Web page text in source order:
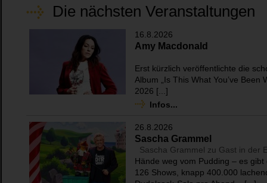
Die nächsten Veranstaltungen
16.8.2026
Amy Macdonald
Erst kürzlich veröffentlichte die
Album „Is This What You’ve
2026 [...]
Infos...
26.8.2026
Sascha Grammel
Sascha Grammel zu Gast in der
Hände weg vom Pudding – es
126 Shows, knapp 400.000